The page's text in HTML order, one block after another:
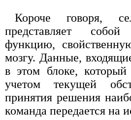
Короче говоря,
представляет собой
функцию,
мозгу. Данные,
в этом блоке,
учетом текущей
принятия решения
команда передается на